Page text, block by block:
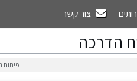
צור קשר
הדרכה
פיתוח